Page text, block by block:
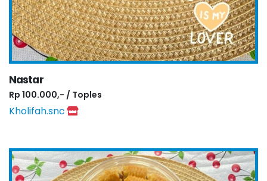
Nastar
Rp 100.000,- / Toples
Kholifah.snc